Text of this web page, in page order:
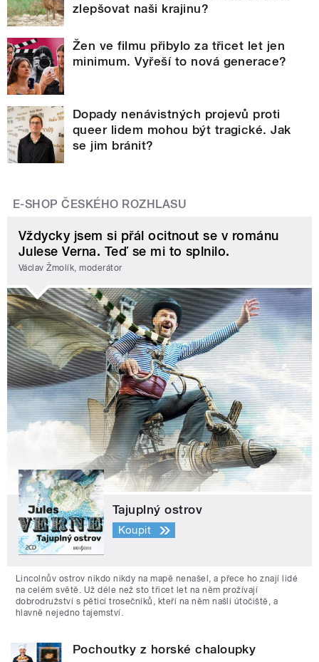
zlepšovat naši krajinu?
Žen ve filmu přibylo za třicet let jen
minimum. Vyřeší to nová generace?
Dopady nenávistných projevů proti
queer lidem mohou být tragické. Jak
se jim bránit?
E-SHOP ČESKÉHO ROZHLASU
Vždycky jsem si přál ocitnout se v románu
Julese Verna. Teď se mi to splnilo.
Václav Žmolík, moderátor
Tajuplný ostrov
Koupit
Lincolnův ostrov nikdo nikdy na mapě nenašel, a přece ho znají lidé
na celém světě. Už déle než sto třicet let na něm prožívají
dobrodružství s pěticí trosečníků, kteří na něm našli útočiště, a
hlavně nejedno tajemství.
Pochoutky z horské chaloupky